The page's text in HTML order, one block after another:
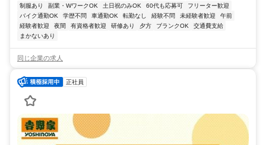
制服あり 副業・WワークOK 土日祝のみOK 60代も応募可
フリーター歓迎
バイク通勤OK
学歴不問 車通勤OK 転勤なし 経験不問 未経験者歓迎
午前
経験者歓迎
夜間 有資格者歓迎 研修あり 夕方 ブランクOK
交通費支給
まかないあり
同じ企業の求人
正社員